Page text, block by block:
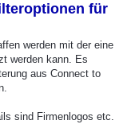
für
werden mit der eine
werden kann. Es
aus Connect to
sind Firmenlogos etc.